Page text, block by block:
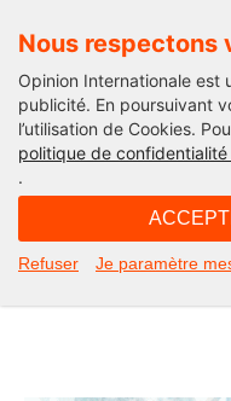
Nous respectons
Opinion Internationale est
publicité. En poursuivant
l’utilisation de Cookies.
politique de confidentialité
.
Refuser Je paramètre
Edito
Omicron